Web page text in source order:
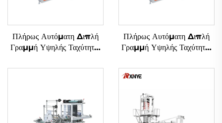
Πλήρως Αυτόματη Διπλή
Γραμμή Υψηλής Ταχύτητας
από Πλαστικά με Εικόνα T-
Πλήρως Αυτόματη Διπλή
Γραμμή Υψηλής Ταχύτητας
από Πλαστικά με Εικόνα T-